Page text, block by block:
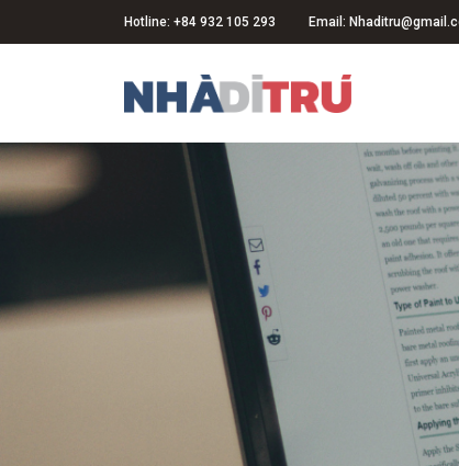
Hotline: +84 932 105 293 Email: